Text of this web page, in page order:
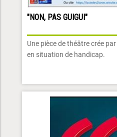
"NON, PAS GUIGUI"
Une pièce de théâtre crée
en situation de handicap.